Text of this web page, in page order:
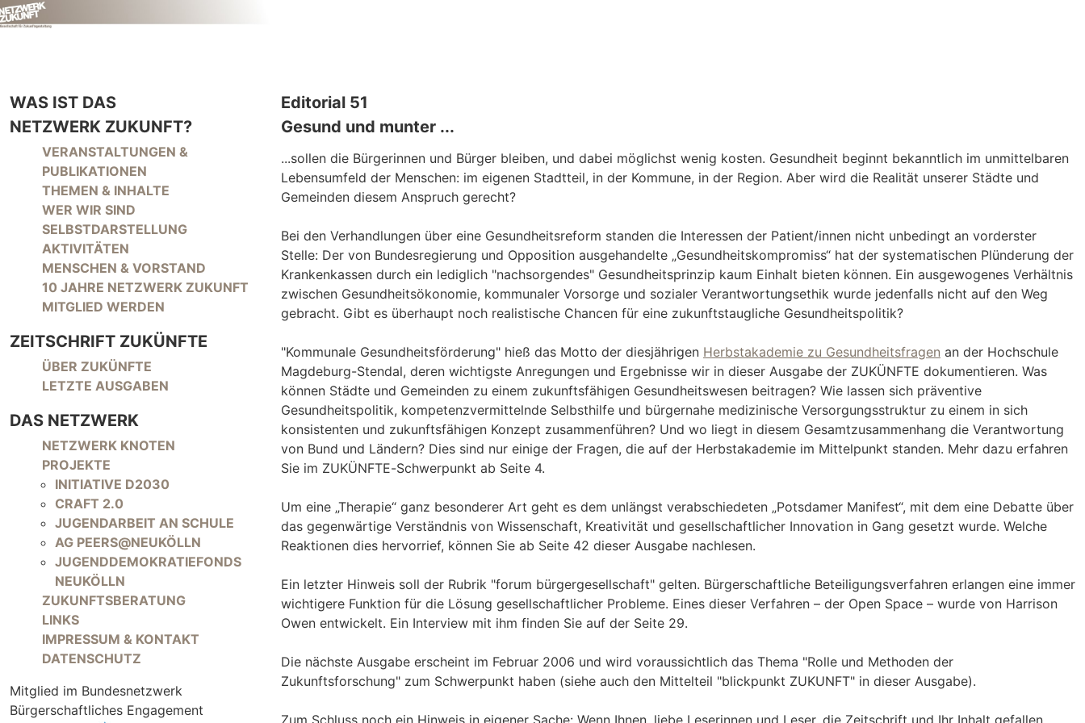
WAS IST DAS
NETZWERK ZUKUNFT?
NAVIGATION ÜBERSPRINGEN
VERANSTALTUNGEN &
PUBLIKATIONEN
THEMEN & INHALTE
WER WIR SIND
SELBSTDARSTELLUNG
AKTIVITÄTEN
MENSCHEN & VORSTAND
10 JAHRE NETZWERK ZUKUNFT
MITGLIED WERDEN
ZEITSCHRIFT ZUKÜNFTE
NAVIGATION ÜBERSPRINGEN
ÜBER ZUKÜNFTE
LETZTE AUSGABEN
DAS NETZWERK
NAVIGATION ÜBERSPRINGEN
NETZWERK KNOTEN
PROJEKTE
INITIATIVE D2030
CRAFT 2.0
JUGENDARBEIT AN SCHULE
AG PEERS@NEUKÖLLN
JUGENDDEMOKRATIEFONDS
NEUKÖLLN
ZUKUNFTSBERATUNG
LINKS
IMPRESSUM & KONTAKT
DATENSCHUTZ
Mitglied im Bundesnetzwerk
Bürgerschaftliches Engagement
Editorial 51
Gesund und munter ...
...sollen die Bürgerinnen und Bürger bleiben, und dabei möglichst wenig kosten. Gesundheit beginnt bekanntlich im unmittelbaren
Lebensumfeld der Menschen: im eigenen Stadtteil, in der Kommune, in der Region. Aber wird die Realität unserer Städte und
Gemeinden diesem Anspruch gerecht?
Bei den Verhandlungen über eine Gesundheitsreform standen die Interessen der Patient/innen nicht unbedingt an vorderster
Stelle: Der von Bundesregierung und Opposition ausgehandelte „Gesundheitskompromiss“ hat der systematischen Plünderung der
Krankenkassen durch ein lediglich "nachsorgendes" Gesundheitsprinzip kaum Einhalt bieten können. Ein ausgewogenes Verhältnis
zwischen Gesundheitsökonomie, kommunaler Vorsorge und sozialer Verantwortungsethik wurde jedenfalls nicht auf den Weg
gebracht. Gibt es überhaupt noch realistische Chancen für eine zukunftstaugliche Gesundheitspolitik?
"Kommunale Gesundheitsförderung" hieß das Motto der diesjährigen Herbstakademie zu Gesundheitsfragen an der Hochschule
Magdeburg-Stendal, deren wichtigste Anregungen und Ergebnisse wir in dieser Ausgabe der ZUKÜNFTE dokumentieren. Was
können Städte und Gemeinden zu einem zukunftsfähigen Gesundheitswesen beitragen? Wie lassen sich präventive
Gesundheitspolitik, kompetenzvermittelnde Selbsthilfe und bürgernahe medizinische Versorgungsstruktur zu einem in sich
konsistenten und zukunftsfähigen Konzept zusammenführen? Und wo liegt in diesem Gesamtzusammenhang die Verantwortung
von Bund und Ländern? Dies sind nur einige der Fragen, die auf der Herbstakademie im Mittelpunkt standen. Mehr dazu erfahren
Sie im ZUKÜNFTE-Schwerpunkt ab Seite 4.
Um eine „Therapie“ ganz besonderer Art geht es dem unlängst verabschiedeten „Potsdamer Manifest“, mit dem eine Debatte über
das gegenwärtige Verständnis von Wissenschaft, Kreativität und gesellschaftlicher Innovation in Gang gesetzt wurde. Welche
Reaktionen dies hervorrief, können Sie ab Seite 42 dieser Ausgabe nachlesen.
Ein letzter Hinweis soll der Rubrik "forum bürgergesellschaft" gelten. Bürgerschaftliche Beteiligungsverfahren erlangen eine immer
wichtigere Funktion für die Lösung gesellschaftlicher Probleme. Eines dieser Verfahren – der Open Space – wurde von Harrison
Owen entwickelt. Ein Interview mit ihm finden Sie auf der Seite 29.
Die nächste Ausgabe erscheint im Februar 2006 und wird voraussichtlich das Thema "Rolle und Methoden der
Zukunftsforschung" zum Schwerpunkt haben (siehe auch den Mittelteil "blickpunkt ZUKUNFT" in dieser Ausgabe).
Zum Schluss noch ein Hinweis in eigener Sache: Wenn Ihnen, liebe Leserinnen und Leser, die Zeitschrift und Ihr Inhalt gefallen,